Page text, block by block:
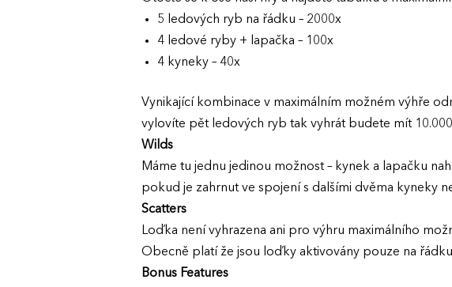
5 ledových ryb na řádku – 2000x
4 ledové ryby + lapačka – 100x
4 kyneky – 40x
Vynikající kombinace v maximálním možném výhře
vylovíte pět ledových ryb tak vyhrát budete mít
Wilds
Máme tu jednu jedinou možnost – kynek a lapačku
pokud je zahrnut ve spojení s dalšími dvěma kyneky
Scatters
Loďka není vyhrazena ani pro výhru maximálního
Obecně platí že jsou loďky aktivovány pouze na
Bonus Features